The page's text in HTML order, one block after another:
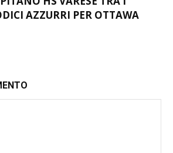
AZZURRI PER OTTAWA